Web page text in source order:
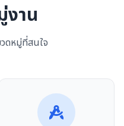
งาน
ดหมู่ที่สนใจ